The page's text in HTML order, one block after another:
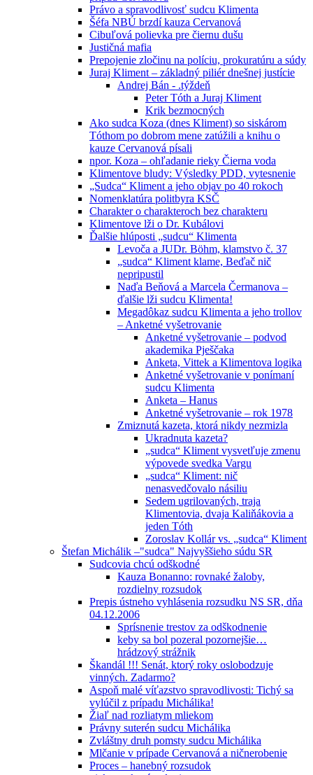
Právo a spravodlivosť sudcu Klimenta
Šéfa NBÚ brzdí kauza Cervanová
Cibuľová polievka pre čiernu dušu
Justičná mafia
Prepojenie zločinu na políciu, prokuratúru a súdy
Juraj Kliment – základný piliér dnešnej justície
Andrej Bán - .týždeň
Peter Tóth a Juraj Kliment
Krik bezmocných
Ako sudca Koza (dnes Kliment) so siskárom
Tóthom po dobrom mene zatúžili a knihu o
kauze Cervanová písali
npor. Koza – ohľadanie rieky Čierna voda
Klimentove bludy: Výsledky PDD, vytesnenie
„Sudca“ Kliment a jeho objav po 40 rokoch
Nomenklatúra politbyra KSČ
Charakter o charakteroch bez charakteru
Klimentove lži o Dr. Kubálovi
Ďalšie hlúposti „sudcu“ Klimenta
Levoča a JUDr. Böhm, klamstvo č. 37
„sudca“ Kliment klame, Beďač nič
nepripustil
Naďa Beňová a Marcela Čermanova –
ďalšie lži sudcu Klimenta!
Megadôkaz sudcu Klimenta a jeho trollov
– Anketné vyšetrovanie
Anketné vyšetrovanie – podvod
akademika Pješčaka
Anketa, Vittek a Klimentova logika
Anketné vyšetrovanie v ponímaní
sudcu Klimenta
Anketa – Hanus
Anketné vyšetrovanie – rok 1978
Zmiznutá kazeta, ktorá nikdy nezmizla
Ukradnuta kazeta?
„sudca“ Kliment vysvetľuje zmenu
výpovede svedka Vargu
„sudca“ Kliment: nič
nenasvedčovalo násiliu
Sedem ugrilovaných, traja
Klimentovia, dvaja Kaliňákovia a
jeden Tóth
Zoroslav Kollár vs. „sudca“ Kliment
Štefan Michálik –"sudca" Najvyššieho súdu SR
Sudcovia chcú odškodné
Kauza Bonanno: rovnaké žaloby,
rozdielny rozsudok
Prepis ústneho vyhlásenia rozsudku NS SR, dňa
04.12.2006
Sprísnenie trestov za odškodnenie
keby sa bol pozeral pozornejšie…
hrádzový strážnik
Škandál !!! Senát, ktorý roky oslobodzuje
vinných. Zadarmo?
Aspoň malé víťazstvo spravodlivosti: Tichý sa
vylúčil z prípadu Michálika!
Žiaľ nad rozliatym mliekom
Právny suterén sudcu Michálika
Zvláštny druh pomsty sudcu Michálika
Mlčanie v prípade Cervanová a ničnerobenie
Proces – hanebný rozsudok